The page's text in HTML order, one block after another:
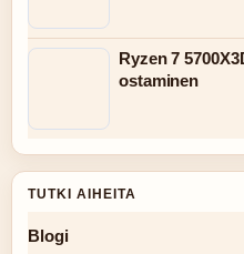
Ryzen 7
ostaminen
TUTKI AIHEITA
Blogi